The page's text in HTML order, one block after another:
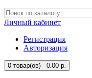
Личный кабинет
Регистрация
Авторизация
0 товар(ов) - 0.00 р.